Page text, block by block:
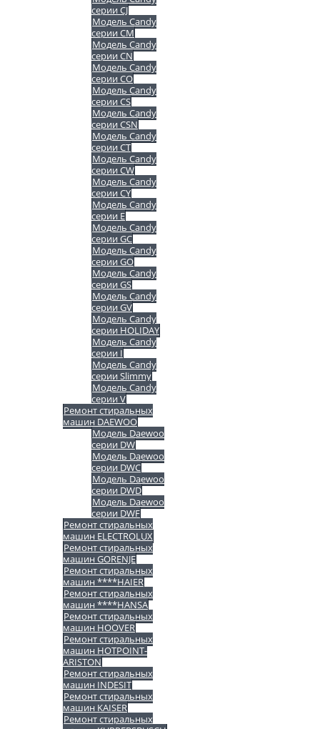
серии CJ
Модель Candy
серии CM
Модель Candy
серии CN
Модель Candy
серии CO
Модель Candy
серии CS
Модель Candy
серии CSN
Модель Candy
серии CT
Модель Candy
серии CW
Модель Candy
серии CY
Модель Candy
серии E
Модель Candy
серии GC
Модель Candy
серии GO
Модель Candy
серии GS
Модель Candy
серии GV
Модель Candy
серии HOLIDAY
Модель Candy
серии I
Модель Candy
серии Slimmy
Модель Candy
серии V
Ремонт стиральных
машин DAEWOO
Модель Daewoo
серии DW
Модель Daewoo
серии DWC
Модель Daewoo
серии DWD
Модель Daewoo
серии DWF
Ремонт стиральных
машин ELECTROLUX
Ремонт стиральных
машин GORENJE
Ремонт стиральных
машин ****HAIER
Ремонт стиральных
машин ****HANSA
Ремонт стиральных
машин HOOVER
Ремонт стиральных
машин HOTPOINT-
ARISTON
Ремонт стиральных
машин INDESIT
Ремонт стиральных
машин KAISER
Ремонт стиральных